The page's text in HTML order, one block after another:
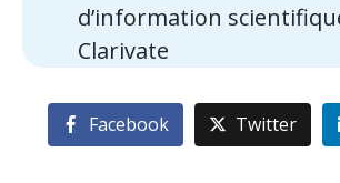
d’information
Clarivate
Facebook Twitter